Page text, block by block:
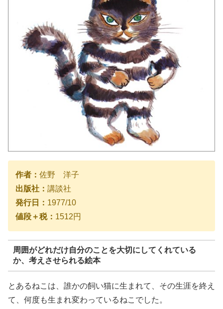
作者： 佐野 洋子
出版社： 講談社
発行日： 1977/10
値段＋税： 1512円
周囲がどれだけ自分のことを大切にしてくれている
か、考えさせられる絵本
とあるねこは、誰かの飼い猫に生まれて、その生涯を終え
て、何度も生まれ変わっているねこでした。